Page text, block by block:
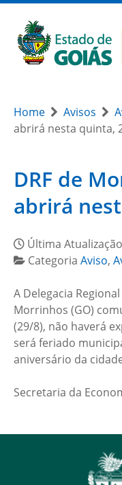
Home Avisos
abrirá nesta quinta,
DRF de
abrirá
Última
Categoria Aviso,
A Delegacia
Morrinhos (GO)
(29/8), não haverá
será feriado
aniversário da
Secretaria da